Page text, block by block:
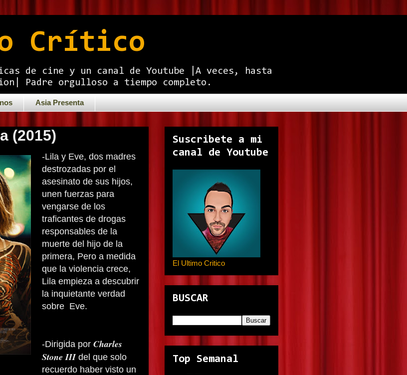
Crítico
de cine y un canal de Youtube |A veces, hasta
Padre orgulloso a tiempo completo.
Asia Presenta
(2015)
-Lila y Eve, dos madres
destrozadas por el
asesinato de sus hijos,
unen fuerzas para
vengarse de los
traficantes de drogas
responsables de la
muerte del hijo de la
primera, Pero a medida
que la violencia crece,
Lila empieza a descubrir
la inquietante verdad
sobre Eve.
-Dirigida por Charles
Stone IIIdel que solo
recuerdo haber visto un
Suscribete a mi
canal de Youtube
El Ultimo Critico
BUSCAR
Top Semanal